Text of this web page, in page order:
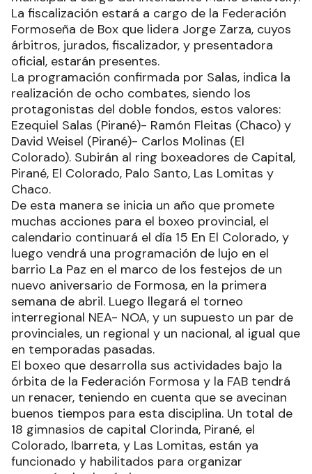
La fiscalización estará a cargo de la Federación
Formoseña de Box que lidera Jorge Zarza, cuyos
árbitros, jurados, fiscalizador, y presentadora
oficial, estarán presentes.
La programación confirmada por Salas, indica la
realización de ocho combates, siendo los
protagonistas del doble fondos, estos valores:
Ezequiel Salas (Pirané)- Ramón Fleitas (Chaco) y
David Weisel (Pirané)- Carlos Molinas (El
Colorado). Subirán al ring boxeadores de Capital,
Pirané, El Colorado, Palo Santo, Las Lomitas y
Chaco.
De esta manera se inicia un año que promete
muchas acciones para el boxeo provincial, el
calendario continuará el día 15 En El Colorado, y
luego vendrá una programación de lujo en el
barrio La Paz en el marco de los festejos de un
nuevo aniversario de Formosa, en la primera
semana de abril. Luego llegará el torneo
interregional NEA- NOA, y un supuesto un par de
provinciales, un regional y un nacional, al igual que
en temporadas pasadas.
El boxeo que desarrolla sus actividades bajo la
órbita de la Federación Formosa y la FAB tendrá
un renacer, teniendo en cuenta que se avecinan
buenos tiempos para esta disciplina. Un total de
18 gimnasios de capital Clorinda, Pirané, el
Colorado, Ibarreta, y Las Lomitas, están ya
funcionado y habilitados para organizar